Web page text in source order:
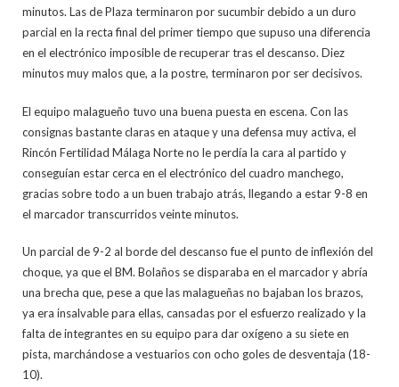
minutos. Las de Plaza terminaron por sucumbir debido a un duro
parcial en la recta final del primer tiempo que supuso una diferencia
en el electrónico imposible de recuperar tras el descanso. Diez
minutos muy malos que, a la postre, terminaron por ser decisivos.
El equipo malagueño tuvo una buena puesta en escena. Con las
consignas bastante claras en ataque y una defensa muy activa, el
Rincón Fertilidad Málaga Norte no le perdía la cara al partido y
conseguían estar cerca en el electrónico del cuadro manchego,
gracias sobre todo a un buen trabajo atrás, llegando a estar 9-8 en
el marcador transcurridos veinte minutos.
Un parcial de 9-2 al borde del descanso fue el punto de inflexión del
choque, ya que el BM. Bolaños se disparaba en el marcador y abría
una brecha que, pese a que las malagueñas no bajaban los brazos,
ya era insalvable para ellas, cansadas por el esfuerzo realizado y la
falta de integrantes en su equipo para dar oxígeno a su siete en
pista, marchándose a vestuarios con ocho goles de desventaja (18-
10).